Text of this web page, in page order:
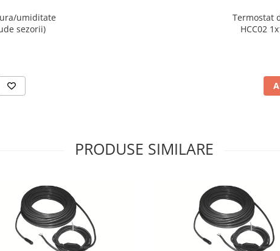
umiditate
sezorii)
Termostat
HCC02
PRODUSE SIMILARE